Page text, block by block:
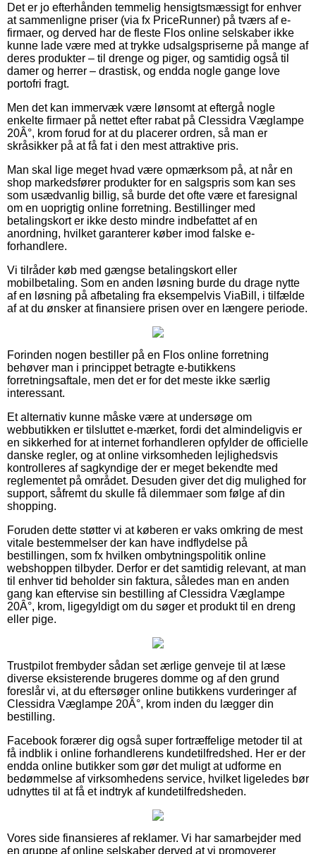
Det er jo efterhånden temmelig hensigtsmæssigt for enhver
at sammenligne priser (via fx PriceRunner) på tværs af e-
firmaer, og derved har de fleste Flos online selskaber ikke
kunne lade være med at trykke udsalgspriserne på mange af
deres produkter – til drenge og piger, og samtidig også til
damer og herrer – drastisk, og endda nogle gange love
portofri fragt.
Men det kan immervæk være lønsomt at eftergå nogle
enkelte firmaer på nettet efter rabat på Clessidra Væglampe
20Â°, krom forud for at du placerer ordren, så man er
skråsikker på at få fat i den mest attraktive pris.
Man skal lige meget hvad være opmærksom på, at når en
shop markedsfører produkter for en salgspris som kan ses
som usædvanlig billig, så burde det ofte være et faresignal
om en uoprigtig online forretning. Bestillinger med
betalingskort er ikke desto mindre indbefattet af en
anordning, hvilket garanterer køber imod falske e-
forhandlere.
Vi tilråder køb med gængse betalingskort eller
mobilbetaling. Som en anden løsning burde du drage nytte
af en løsning på afbetaling fra eksempelvis ViaBill, i tilfælde
af at du ønsker at finansiere prisen over en længere periode.
Forinden nogen bestiller på en Flos online forretning
behøver man i princippet betragte e-butikkens
forretningsaftale, men det er for det meste ikke særlig
interessant.
Et alternativ kunne måske være at undersøge om
webbutikken er tilsluttet e-mærket, fordi det almindeligvis er
en sikkerhed for at internet forhandleren opfylder de officielle
danske regler, og at online virksomheden lejlighedsvis
kontrolleres af sagkyndige der er meget bekendte med
reglementet på området. Desuden giver det dig mulighed for
support, såfremt du skulle få dilemmaer som følge af din
shopping.
Foruden dette støtter vi at køberen er vaks omkring de mest
vitale bestemmelser der kan have indflydelse på
bestillingen, som fx hvilken ombytningspolitik online
webshoppen tilbyder. Derfor er det samtidig relevant, at man
til enhver tid beholder sin faktura, således man en anden
gang kan eftervise sin bestilling af Clessidra Væglampe
20Â°, krom, ligegyldigt om du søger et produkt til en dreng
eller pige.
Trustpilot frembyder sådan set ærlige genveje til at læse
diverse eksisterende brugeres domme og af den grund
foreslår vi, at du eftersøger online butikkens vurderinger af
Clessidra Væglampe 20Â°, krom inden du lægger din
bestilling.
Facebook forærer dig også super fortræffelige metoder til at
få indblik i online forhandlerens kundetilfredshed. Her er der
endda online butikker som gør det muligt at udforme en
bedømmelse af virksomhedens service, hvilket ligeledes bør
udnyttes til at få et indtryk af kundetilfredsheden.
Vores side finansieres af reklamer. Vi har samarbejder med
en gruppe af online selskaber derved at vi promoverer